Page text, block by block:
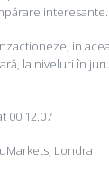
interesante.
in
la niveluri în
Londra